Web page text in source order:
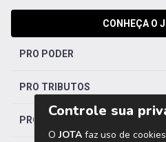
CONHEÇA O
PRO PODER
PRO TRIBUTOS
PRO TRABALHISTA